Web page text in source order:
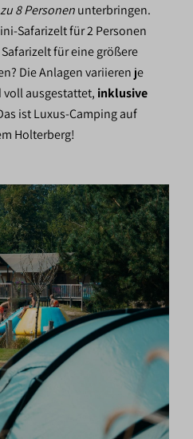
8 Personenunterbringen.
Safarizelt für 2 Personen
für eine größere
Die Anlagen variieren je
voll ausgestattet, inklusive
ist Luxus-Camping auf
Holterberg!